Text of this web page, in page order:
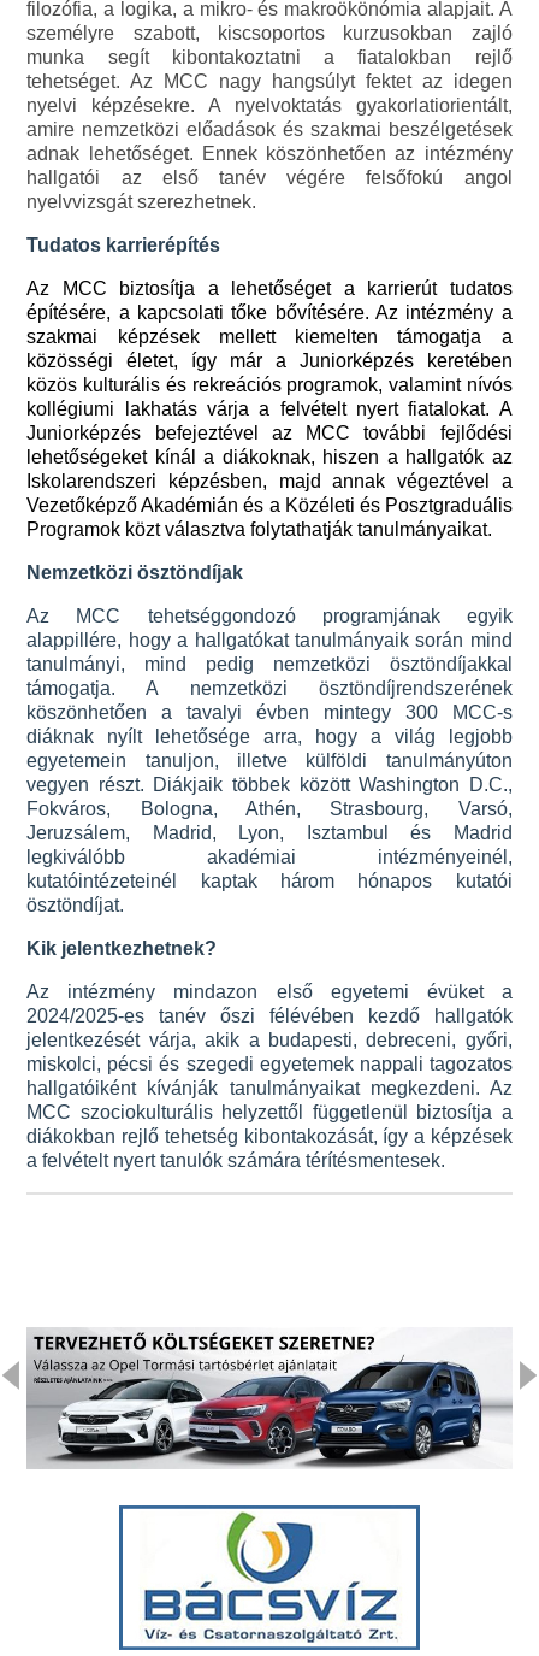
filozófia, a logika, a mikro- és makroökönómia alapjait. A
személyre szabott, kiscsoportos kurzusokban zajló
munka segít kibontakoztatni a fiatalokban rejlő
tehetséget. Az MCC nagy hangsúlyt fektet az idegen
nyelvi képzésekre. A nyelvoktatás gyakorlatiorientált,
amire nemzetközi előadások és szakmai beszélgetések
adnak lehetőséget. Ennek köszönhetően az intézmény
hallgatói az első tanév végére felsőfokú angol
nyelvvizsgát szerezhetnek.
Tudatos karrierépítés
Az MCC biztosítja a lehetőséget a karrierút tudatos
építésére, a kapcsolati tőke bővítésére. Az intézmény a
szakmai képzések mellett kiemelten támogatja a
közösségi életet, így már a Juniorképzés keretében
közös kulturális és rekreációs programok, valamint nívós
kollégiumi lakhatás várja a felvételt nyert fiatalokat. A
Juniorképzés befejeztével az MCC további fejlődési
lehetőségeket kínál a diákoknak, hiszen a hallgatók az
Iskolarendszeri képzésben, majd annak végeztével a
Vezetőképző Akadémián és a Közéleti és Posztgraduális
Programok közt választva folytathatják tanulmányaikat.
Nemzetközi ösztöndíjak
Az MCC tehetséggondozó programjának egyik
alappillére, hogy a hallgatókat tanulmányaik során mind
tanulmányi, mind pedig nemzetközi ösztöndíjakkal
támogatja. A nemzetközi ösztöndíjrendszerének
köszönhetően a tavalyi évben mintegy 300 MCC-s
diáknak nyílt lehetősége arra, hogy a világ legjobb
egyetemein tanuljon, illetve külföldi tanulmányúton
vegyen részt. Diákjaik többek között Washington D.C.,
Fokváros, Bologna, Athén, Strasbourg, Varsó,
Jeruzsálem, Madrid, Lyon, Isztambul és Madrid
legkiválóbb akadémiai intézményeinél,
kutatóintézeteinél kaptak három hónapos kutatói
ösztöndíjat.
Kik jelentkezhetnek?
Az intézmény mindazon első egyetemi évüket a
2024/2025-es tanév őszi félévében kezdő hallgatók
jelentkezését várja, akik a budapesti, debreceni, győri,
miskolci, pécsi és szegedi egyetemek nappali tagozatos
hallgatóiként kívánják tanulmányaikat megkezdeni. Az
MCC szociokulturális helyzettől függetlenül biztosítja a
diákokban rejlő tehetség kibontakozását, így a képzések
a felvételt nyert tanulók számára térítésmentesek.